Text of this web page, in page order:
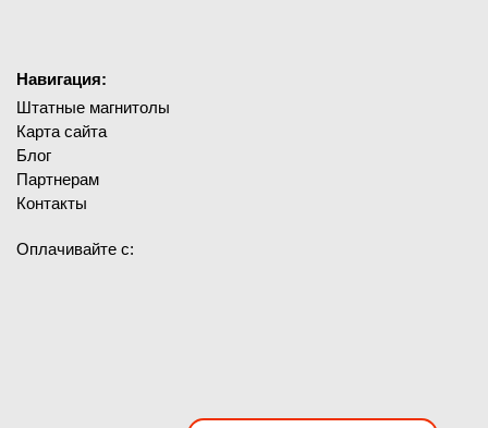
Навигация:
Штатные магнитолы
Карта сайта
Блог
Партнерам
Контакты
Оплачивайте с: